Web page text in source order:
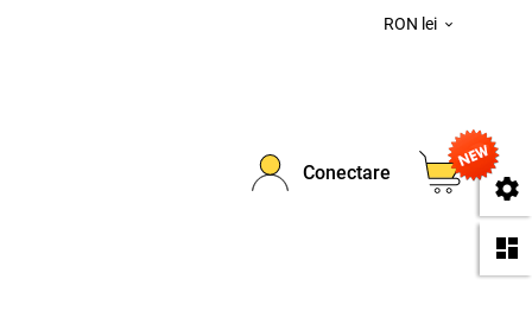
RON lei 
Conectare
0